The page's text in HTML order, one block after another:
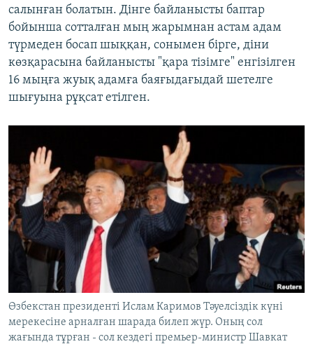
салынған болатын. Дінге байланысты баптар
бойынша сотталған мың жарымнан астам адам
түрмеден босап шыққан, сонымен бірге, діни
көзқарасына байланысты "қара тізімге" енгізілген
16 мыңға жуық адамға баяғыдағыдай шетелге
шығуына рұқсат етілген.
Өзбекстан президенті Ислам Каримов Тәуелсіздік күні
мерекесіне арналған шарада билеп жүр. Оның сол
жағында тұрған - сол кездегі премьер-министр Шавкат